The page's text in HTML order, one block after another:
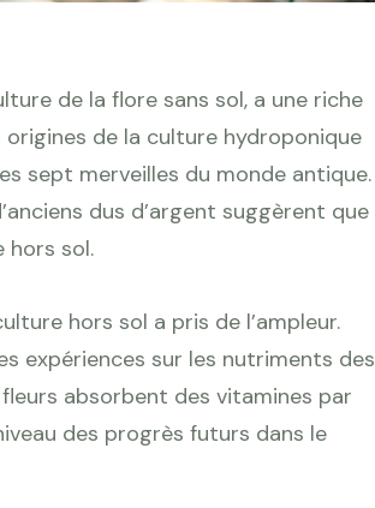
de la flore sans sol, a une riche
origines de la culture hydroponique
sept merveilles du monde antique.
dus d’argent suggèrent que
hors sol.
hors sol a pris de l’ampleur.
expériences sur les nutriments des
absorbent des vitamines par
des progrès futurs dans le